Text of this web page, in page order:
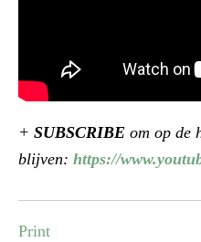
+ SUBSCRIBE om op de
blijven: https://
Print